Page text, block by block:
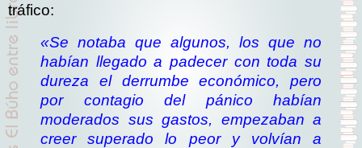
tráfico:
«Se notaba que algunos, los que no
habían llegado a padecer con toda su
dureza el derrumbe económico, pero
por contagio del pánico habían
moderados sus gastos, empezaban a
creer superado lo peor y volvían a